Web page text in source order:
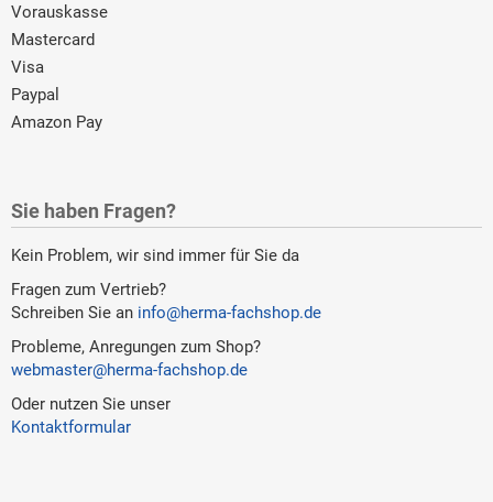
Vorauskasse
Mastercard
Visa
Paypal
Amazon Pay
Sie haben Fragen?
Kein Problem, wir sind immer für Sie da
Fragen zum Vertrieb?
Schreiben Sie an info@herma-fachshop.de
Probleme, Anregungen zum Shop?
webmaster@herma-fachshop.de
Oder nutzen Sie unser
Kontaktformular